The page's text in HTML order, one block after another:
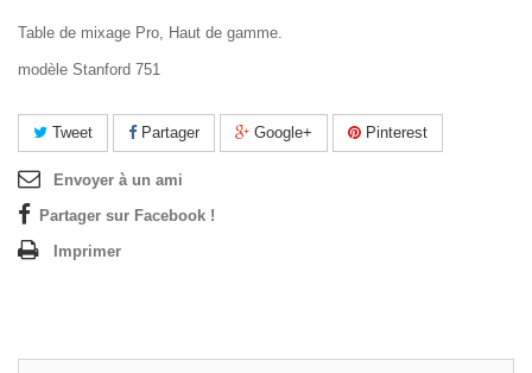
Table de mixage Pro, Haut de gamme.
modèle Stanford 751
Tweet Partager Google+ Pinterest
Envoyer à un ami
Partager sur Facebook !
Imprimer